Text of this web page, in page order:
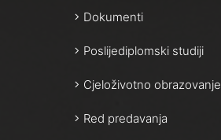
Dokumenti
Poslijediplomski studiji
Cjeloživotno obrazovanje
Red predavanja